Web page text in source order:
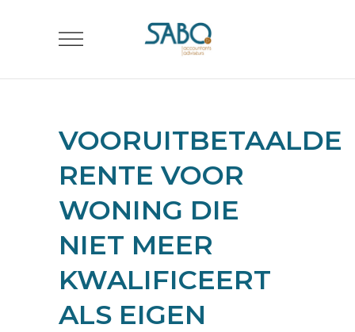
VOORUITBETAALDE
RENTE VOOR
WONING DIE
NIET MEER
KWALIFICEERT
ALS EIGEN